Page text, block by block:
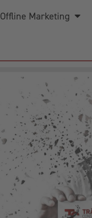
Offline Marketing